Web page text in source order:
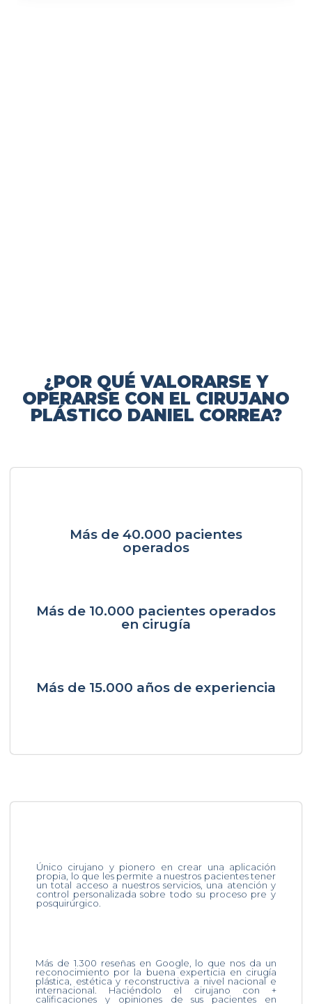
¿POR QUÉ VALORARSE Y
OPERARSE CON EL CIRUJANO
PLÁSTICO DANIEL CORREA?
Más de 40.000 pacientes
operados
Más de 10.000 pacientes operados
en cirugía
Más de 15.000 años de experiencia
Único cirujano y pionero en crear una aplicación
propia, lo que les permite a nuestros pacientes tener
un total acceso a nuestros servicios, una atención y
control personalizada sobre todo su proceso pre y
posquirúrgico.
Más de 1.300 reseñas en Google, lo que nos da un
reconocimiento por la buena experticia en cirugía
plástica, estética y reconstructiva a nivel nacional e
internacional. Haciéndolo el cirujano con +
calificaciones y opiniones de sus pacientes en